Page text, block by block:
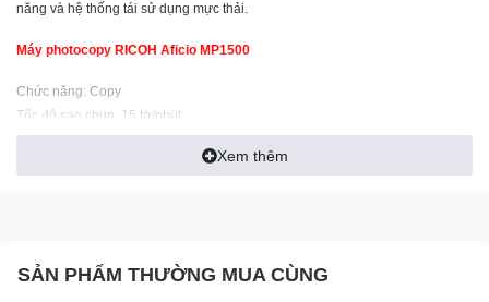
năng và hệ thống tái sử dụng mực thải.
Máy photocopy RICOH Aficio MP1500
Chức năng: Copy
Tốc độ sao chụp: 15 tờ/phút.
Khổ sao chụp: A6-A3.
Thu nhỏ - phóng to: 50% - 200%.
Bộ nhớ chuẩn 16MB
Xem thêm
SẢN PHẨM THƯỜNG MUA CÙNG